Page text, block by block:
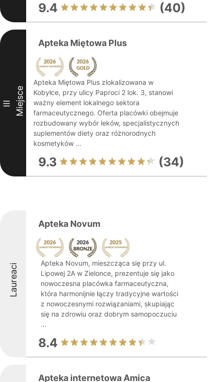
9.4 (40)
III Miejsce
Apteka Miętowa Plus
Apteka Miętowa Plus zlokalizowana w
Kobyłce, przy ulicy Paproci 2 lok. 3, stanowi
ważny element lokalnego sektora
farmaceutycznego. Oferta placówki obejmuje
rozbudowany wybór leków, specjalistycznych
suplementów diety oraz różnorodnych
kosmetyków ...
9.3 (34)
Laureaci
Apteka Novum
Apteka Novum, mieszcząca się przy ul.
Lipowej 2A w Zielonce, prezentuje się jako
nowoczesna placówka farmaceutyczna,
która harmonijnie łączy tradycyjne wartości
z nowoczesnymi rozwiązaniami, skupiając
się na zdrowiu oraz dobrym samopoczuciu
...
8.4
Apteka internetowa Amica